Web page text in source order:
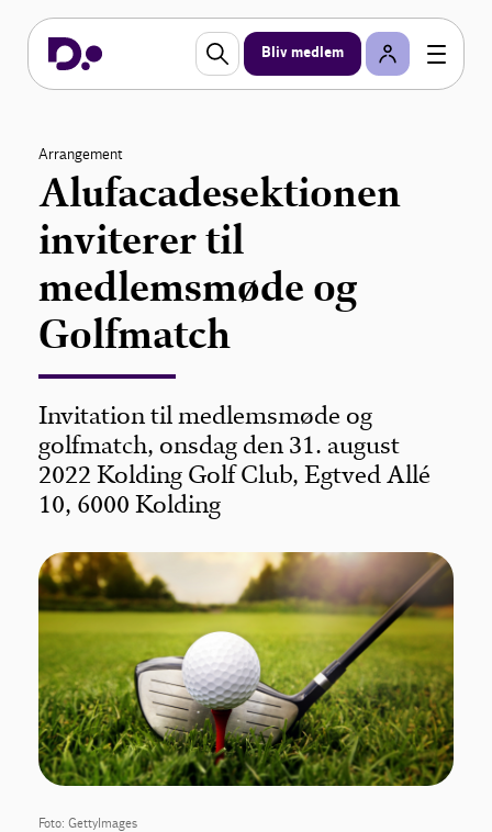
Bliv medlem
Arrangement
Alufacadesektionen
inviterer til
medlemsmøde og
Golfmatch
Invitation til medlemsmøde og
golfmatch, onsdag den 31. august
2022 Kolding Golf Club, Egtved Allé
10, 6000 Kolding
Foto: GettyImages